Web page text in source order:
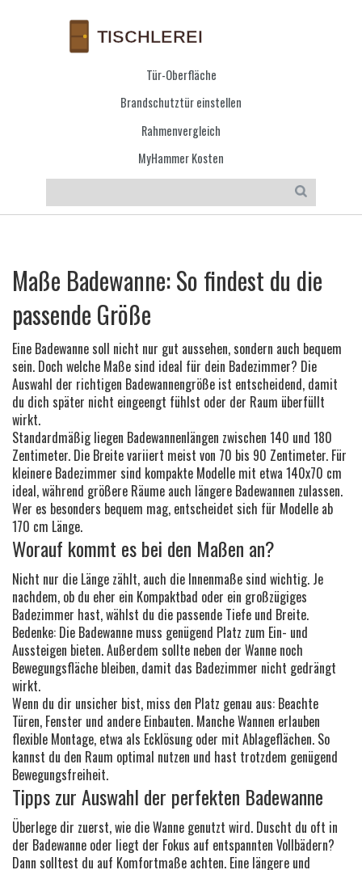
Tür-Oberfläche
Brandschutztür einstellen
Rahmenvergleich
MyHammer Kosten
Maße Badewanne: So findest du die
passende Größe
Eine Badewanne soll nicht nur gut aussehen, sondern auch bequem
sein. Doch welche Maße sind ideal für dein Badezimmer? Die
Auswahl der richtigen Badewannengröße ist entscheidend, damit
du dich später nicht eingeengt fühlst oder der Raum überfüllt
wirkt.
Standardmäßig liegen Badewannenlängen zwischen 140 und 180
Zentimeter. Die Breite variiert meist von 70 bis 90 Zentimeter. Für
kleinere Badezimmer sind kompakte Modelle mit etwa 140x70 cm
ideal, während größere Räume auch längere Badewannen zulassen.
Wer es besonders bequem mag, entscheidet sich für Modelle ab
170 cm Länge.
Worauf kommt es bei den Maßen an?
Nicht nur die Länge zählt, auch die Innenmaße sind wichtig. Je
nachdem, ob du eher ein Kompaktbad oder ein großzügiges
Badezimmer hast, wählst du die passende Tiefe und Breite.
Bedenke: Die Badewanne muss genügend Platz zum Ein- und
Aussteigen bieten. Außerdem sollte neben der Wanne noch
Bewegungsfläche bleiben, damit das Badezimmer nicht gedrängt
wirkt.
Wenn du dir unsicher bist, miss den Platz genau aus: Beachte
Türen, Fenster und andere Einbauten. Manche Wannen erlauben
flexible Montage, etwa als Ecklösung oder mit Ablageflächen. So
kannst du den Raum optimal nutzen und hast trotzdem genügend
Bewegungsfreiheit.
Tipps zur Auswahl der perfekten Badewanne
Überlege dir zuerst, wie die Wanne genutzt wird. Duscht du oft in
der Badewanne oder liegt der Fokus auf entspannten Vollbädern?
Dann solltest du auf Komfortmaße achten. Eine längere und